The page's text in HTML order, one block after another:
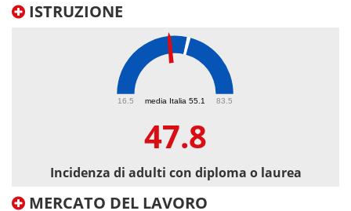
ISTRUZIONE
media Italia 55.1
16.5 83.5
47.8
Incidenza di adulti con diploma o laurea
MERCATO DEL LAVORO